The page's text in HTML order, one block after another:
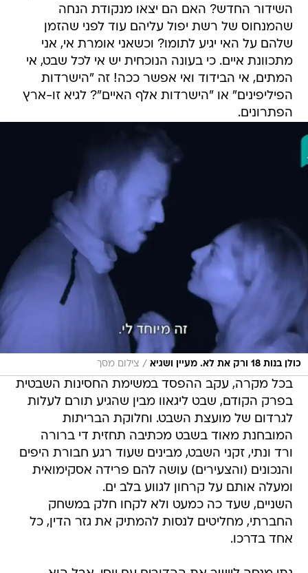
השידור החדש? האם הם יצאו מנקודת הנחה
שהמנחוס של רשת יפול עליהם עוד לפני שהזמן
שלהם על האי יגיע לתומו? וכשאני אומרת אי, אני
מתכוונת איים. כי בעונה הנוכחית יש אי לכל שבט, אי
המתים, אי הבידוד ואי אפשר ככה! זה "הישרדות
הפיליפינים" או "הישרדות אלף האיים"? לגיא זו-ארץ
הפתרונים.
כולן בנות 18 ורק את לא. מעיין ושגיא / צילום מסך
בכל מקרה, עקב ההפסד במשימת החסינות השבטית
בפרק הקודם, שבט ליגאוו מבין שהגיע תורם לעלות
לגרדום של מועצת השבט. וחלוקת הבריתות
המובחנת מאוד בשבט מכתיבה תחזית די ברורה 
ורד ונתי, זקני השבט, מבינים שעוד רגע חבורת היפים
והנכונים (והצעירים) עושה להם פרידה אסקימואית
ומעלה אותם על קרחון לגווע בלב ים.
השניים, שעד כה כמעט ולא לקחו חלק במשחק
החברתי, מחליטים לנסות להמתיק את גזר הדין, כל
אחד בדרכו.